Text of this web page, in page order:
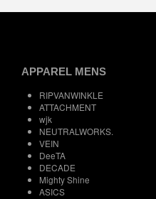
APPAREL MENS
RIPVANWINKLE
ATTACHMENT
wjk
NEUTRALWORKS.
VEIN
DeeTA
DECADE
Mighty Shine
ASICS